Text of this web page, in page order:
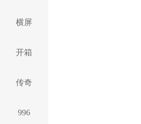
横屏
开箱
传奇
996